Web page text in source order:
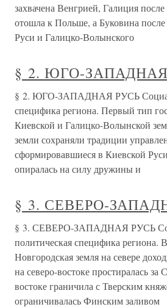
захвачена Венгрией, Галиция
отошла к Польше, а Буковина
Руси и Галицко-Волынского
§ 2. ЮГО-
§ 2. ЮГО-ЗАПАДНАЯ РУСЬ
специфика региона. Первый тип
Киевской и Галицко-Волынской
земли сохраняли традиции
сформировавшиеся в Киевской
опиралась на силу дружины и
§ 3. СЕВЕРО-
§ 3. СЕВЕРО-ЗАПАДНАЯ РУСЬ
политическая специфика
Новгородская земля на севере
на северо-востоке простиралась
востоке граничила с Тверским
ограничивалась Финским заливом